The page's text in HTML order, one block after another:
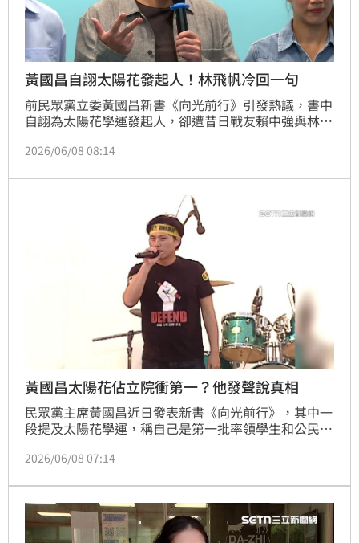
黃國昌自詡太陽花發起人！林飛帆冷回一句
前民眾黨立委黃國昌新書《向光前行》引發熱議，書中
自詡為太陽花學運發起人，卻遭昔日戰友賴中強與林飛
原真相指出，318當晚黃國昌仍在錄影，攻占行動開始
人英雄主義。此事件揭露當年「捍衛民主120小時」計
畫內幕，狠撕黃國昌攬功大戲，也讓學運真相再度成為
2026/06/08 08:14
黃國昌太陽花佔立院衝第一？他發聲說真相
民眾黨主席黃國昌近日發表新書《向光前行》，其中一
段提及太陽花學運，稱自己是第一批率領學生和公民團
晚還去參加節目。對此，當年邀請黃國昌上節目的資深
2026/06/08 07:14